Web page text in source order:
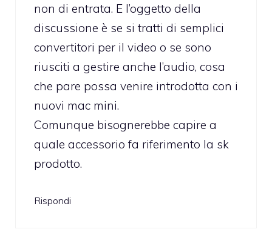
non di entrata. E l’oggetto della
discussione è se si tratti di semplici
convertitori per il video o se sono
riusciti a gestire anche l’audio, cosa
che pare possa venire introdotta con i
nuovi mac mini.
Comunque bisognerebbe capire a
quale accessorio fa riferimento la sk
prodotto.
Rispondi